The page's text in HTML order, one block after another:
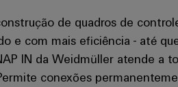
de quadros de
e com mais eficiência - até
IN da Weidmüller atende a
conexões